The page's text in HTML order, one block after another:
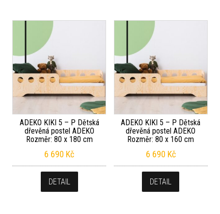
ADEKO KIKI 5 – P Dětská
dřevěná postel ADEKO
Rozměr: 80 x 180 cm
6 690 Kč
DETAIL
ADEKO KIKI 5 – P Dětská
dřevěná postel ADEKO
Rozměr: 80 x 160 cm
6 690 Kč
DETAIL